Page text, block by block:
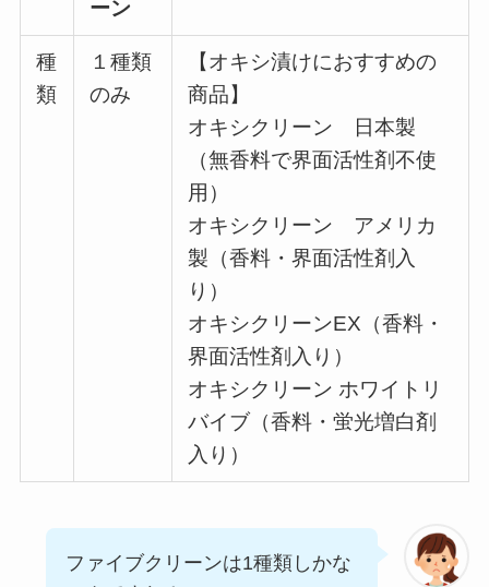
ーン
種
類
１種類
のみ
【オキシ漬けにおすすめの
商品】
オキシクリーン 日本製
（無香料で界面活性剤不使
用）
オキシクリーン アメリカ
製（香料・界面活性剤入
り）
オキシクリーンEX（香料・
界面活性剤入り）
オキシクリーン ホワイトリ
バイブ（香料・蛍光増白剤
入り）
ファイブクリーンは1種類しかな